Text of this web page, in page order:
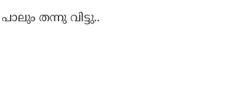
തന്നു വിട്ടു..